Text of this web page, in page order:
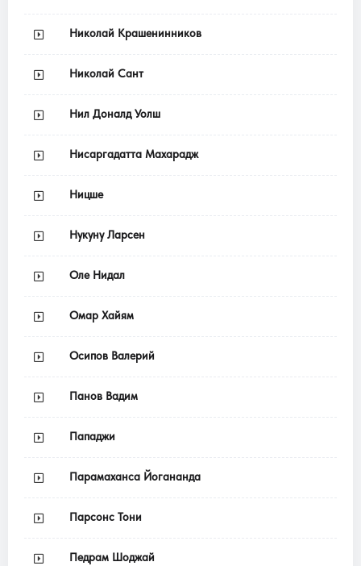
Николай Крашенинников
Николай Сант
Нил Доналд Уолш
Нисаргадатта Махарадж
Ницше
Нукуну Ларсен
Оле Нидал
Омар Хайям
Осипов Валерий
Панов Вадим
Пападжи
Парамаханса Йогананда
Парсонс Тони
Педрам Шоджай